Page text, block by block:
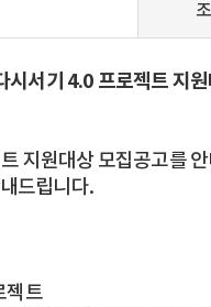
서기 4.0 프로젝트 지
지원대상 모집공고를
드립니다.
젝트